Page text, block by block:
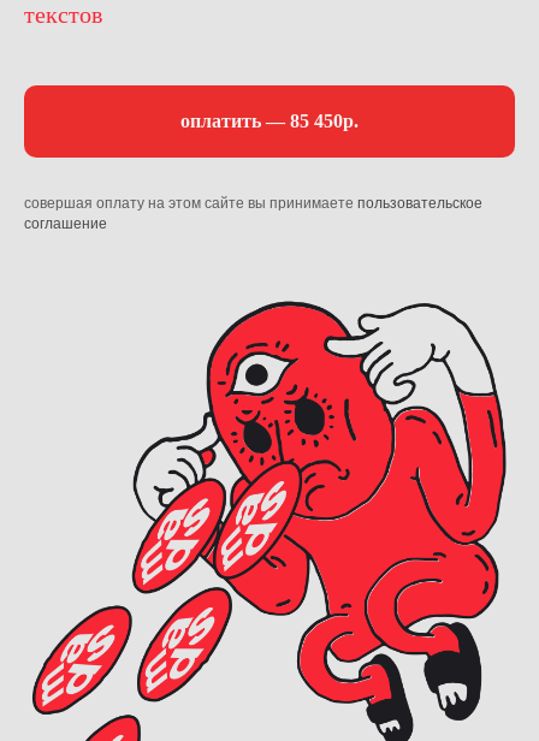
текстов
оплатить — 85 450р.
совершая оплату на этом сайте вы принимаете пользовательское
соглашение